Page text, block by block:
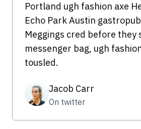
Portland ugh fashion axe
Echo Park Austin
Meggings cred before they
messenger bag, ugh
tousled.
Jacob Carr
On twitter